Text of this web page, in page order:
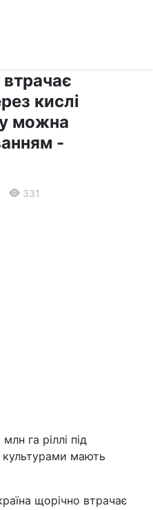
Війна
кислі
можна
-
331
га ріллі під
культурами мають
щорічно втрачає